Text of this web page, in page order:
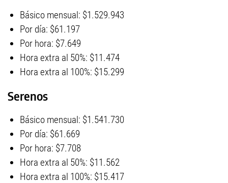
Básico mensual: $1.529.943
Por día: $61.197
Por hora: $7.649
Hora extra al 50%: $11.474
Hora extra al 100%: $15.299
Serenos
Básico mensual: $1.541.730
Por día: $61.669
Por hora: $7.708
Hora extra al 50%: $11.562
Hora extra al 100%: $15.417